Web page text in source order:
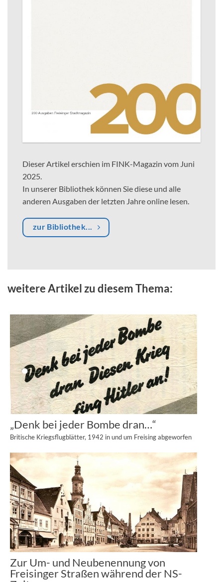
Dieser Artikel erschien im FINK-Magazin vom Juni
2025.
In unserer Bibliothek können Sie diese und alle
anderen Ausgaben der letzten Jahre online lesen.
zur Bibliothek...
weitere Artikel zu diesem Thema:
„Denk bei jeder Bombe dran…“
Britische Kriegsflugblätter, 1942 in und um Freising abgeworfen
Zur Um- und Neubenennung von
Freisinger Straßen während der NS-